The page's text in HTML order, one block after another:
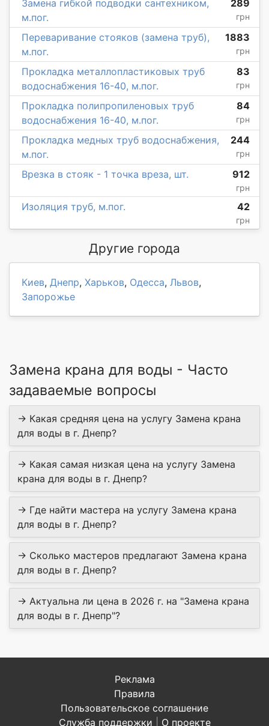
Замена гибкой подводки сантехником,
м.пог.
289
грн
Переваривание стояков (замена труб),
м.пог.
1883
грн
Прокладка металлопластиковых труб
водоснабжения 16-40, м.пог.
83
грн
Прокладка полипропиленовых труб
водоснабжения 16-40, м.пог.
84
грн
Прокладка медных труб водоснабжения,
м.пог.
244
грн
Врезка в стояк - 1 точка вреза, шт. 912
грн
Изоляция труб, м.пог. 42
грн
Другие города
Киев, Днепр, Харьков, Одесса, Львов,
Запорожье
Замена крана для воды - Часто
задаваемые вопросы
→ Какая средняя цена на услугу Замена крана
для воды в г. Днепр?
→ Какая самая низкая цена на услугу Замена
крана для воды в г. Днепр?
→ Где найти мастера на услугу Замена крана
для воды в г. Днепр?
→ Сколько мастеров предлагают Замена крана
для воды в г. Днепр?
→ Актуальна ли цена в 2026 г. на "Замена крана
для воды в г. Днепр"?
Реклама
Правила
Пользовательское соглашение
Служба поддержки
О проекте